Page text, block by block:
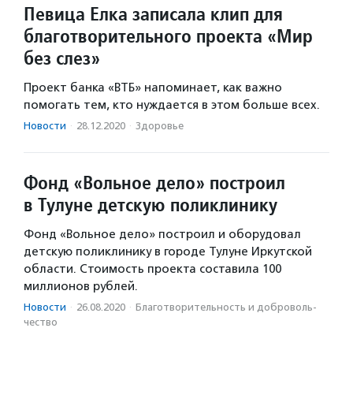
Певица Елка записала клип для
благотворительного проекта «Мир
без слез»
Проект банка «ВТБ» напоминает, как важно
помогать тем, кто нуждается в этом больше всех.
Новости · 28.12.2020 · Здоровье
Фонд «Вольное дело» построил
в Тулуне детскую поликлинику
Фонд «Вольное дело» построил и оборудовал
детскую поликлинику в городе Тулуне Иркутской
области. Стоимость проекта составила 100
миллионов рублей.
Новости · 26.08.2020 · Благотвори­тель­ность и доброволь­
чест­во